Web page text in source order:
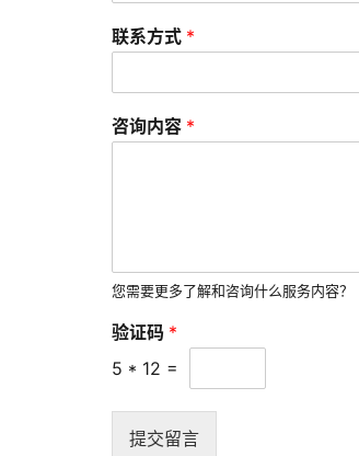
联系方式 *
咨询内容 *
您需要更多了解和咨询什么服务内容？
验证码 *
5 * 12 =
提交留言